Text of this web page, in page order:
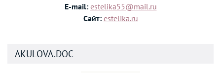
E-mail: estelika55@mail.ru
Сайт: estelika.ru
AKULOVA.DOC